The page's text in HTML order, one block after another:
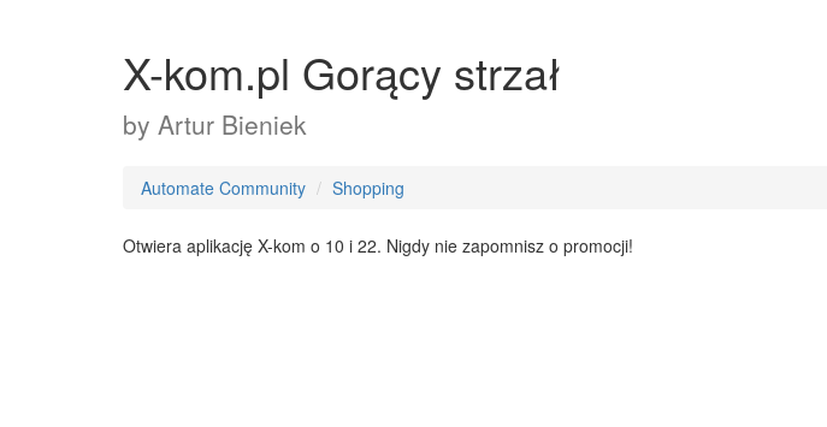
X-kom.pl Gorący strzał
by Artur Bieniek
Automate Community Shopping
Otwiera aplikację X-kom o 10 i 22. Nigdy nie zapomnisz o promocji!